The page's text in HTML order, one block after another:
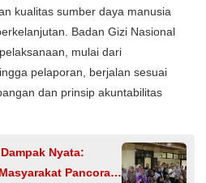
kualitas sumber daya manusia
Badan Gizi Nasional
mulai dari
pelaporan, berjalan sesuai
dan prinsip akuntabilitas
Nyata:
Pancoran